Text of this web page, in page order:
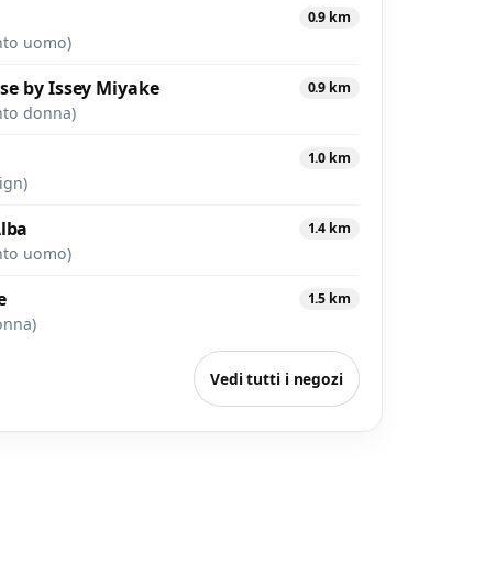
0.9 km
uomo)
by Issey Miyake 0.9 km
donna)
1.0 km
1.4 km
uomo)
1.5 km
Vedi tutti i negozi